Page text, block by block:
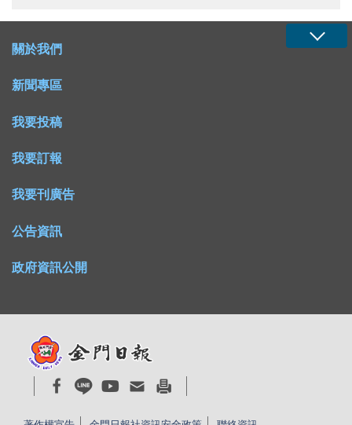
關於我們
新聞專區
我要投稿
我要訂報
我要刊廣告
公告資訊
政府資訊公開